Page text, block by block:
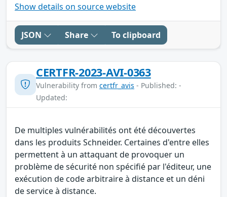
Show details on source website
JSON Share To clipboard
CERTFR-2023-AVI-0363
Vulnerability from certfr_avis - Published: -
Updated:
De multiples vulnérabilités ont été découvertes
dans les produits Schneider. Certaines d'entre elles
permettent à un attaquant de provoquer un
problème de sécurité non spécifié par l'éditeur, une
exécution de code arbitraire à distance et un déni
de service à distance.